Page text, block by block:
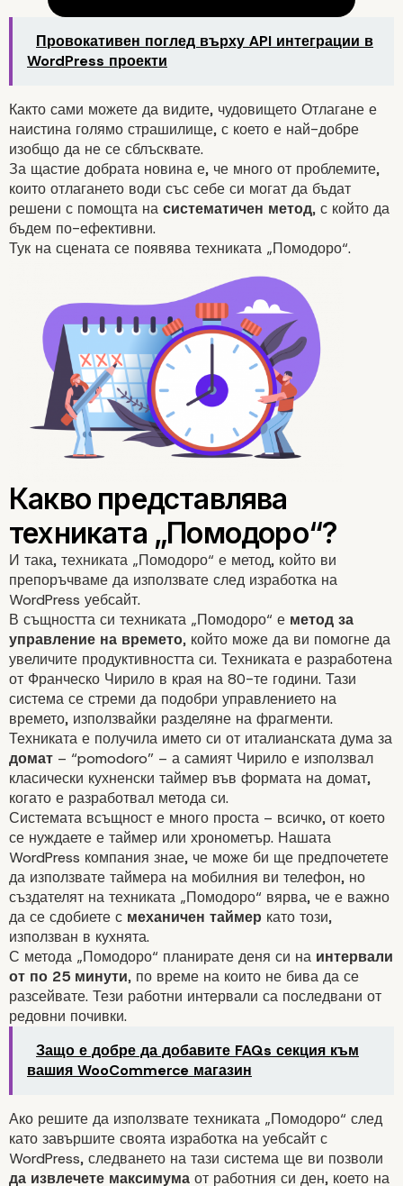
Провокативен поглед върху API интеграции в
WordPress проекти
Както сами можете да видите, чудовището Отлагане е
наистина голямо страшилище, с което е най-добре
изобщо да не се сблъсквате.
За щастие добрата новина е, че много от проблемите,
които отлагането води със себе си могат да бъдат
решени с помощта на систематичен метод, с който да
бъдем по-ефективни.
Тук на сцената се появява техниката „Помодоро“.
И така, техниката „Помодоро“ е метод, който ви
препоръчваме да използвате след изработка на
WordPress уебсайт.
В същността си техниката „Помодоро“ е метод за
управление на времето, който може да ви помогне да
увеличите продуктивността си. Техниката е разработена
от Франческо Чирило в края на 80-те години. Тази
система се стреми да подобри управлението на
времето, използвайки разделяне на фрагменти.
Техниката е получила името си от италианската дума за
домат – “pomodoro” – а самият Чирило е използвал
класически кухненски таймер във формата на домат,
когато е разработвал метода си.
Системата всъщност е много проста – всичко, от което
се нуждаете е таймер или хронометър. Нашата
WordPress компания знае, че може би ще предпочетете
да използвате таймера на мобилния ви телефон, но
създателят на техниката „Помодоро“ вярва, че е важно
да се сдобиете с механичен таймер като този,
използван в кухнята.
С метода „Помодоро“ планирате деня си на интервали
от по 25 минути, по време на които не бива да се
разсейвате. Тези работни интервали са последвани от
редовни почивки.
Защо е добре да добавите FAQs секция към
вашия WooCommerce магазин
Ако решите да използвате техниката „Помодоро“ след
като завършите своята изработка на уебсайт с
WordPress, следването на тази система ще ви позволи
да извлечете максимума от работния си ден, което на